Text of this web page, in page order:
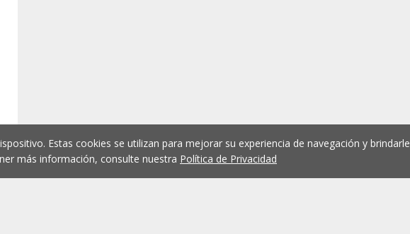
Estas cookies se utilizan para mejorar su experiencia de navegación y brindarle
más información, consulte nuestra Política de Privacidad